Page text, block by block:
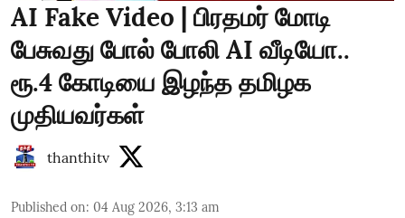
AI Fake Video | பிரதமர் மோடி
பேசுவது போல் போலி AI வீடியோ..
ரூ.4 கோடியை இழந்த தமிழக
முதியவர்கள்
thanthitv
Published on: 04 Aug 2026, 3:13 am